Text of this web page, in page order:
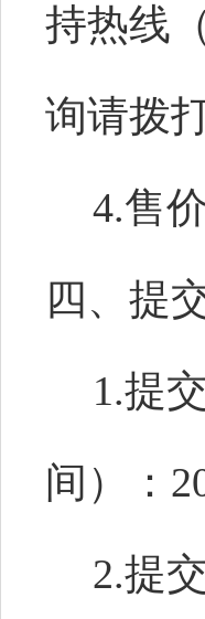
持热线
询请拨
4.售
四、提
1.提
间）：
2.提